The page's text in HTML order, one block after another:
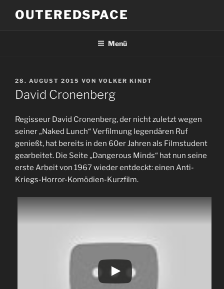
InhaltOUTEREDSPACE
Menü
VERÖFFENTLICHT
AM
28. AUGUST 2015 VON VOLKER KINDT
David Cronenberg
Regisseur David Cronenberg, der nicht zuletzt wegen
seiner „Naked Lunch“ Verfilmung legendären Ruf
genießt, hat bereits in den 60er Jahren als Filmstudent
gearbeitet. Die Seite „Dangerous Minds“ hat nun seine
erste Arbeit von 1967 wieder entdeckt: einen Anti-
Kriegs-Horror-Komödien-Kurzfilm.